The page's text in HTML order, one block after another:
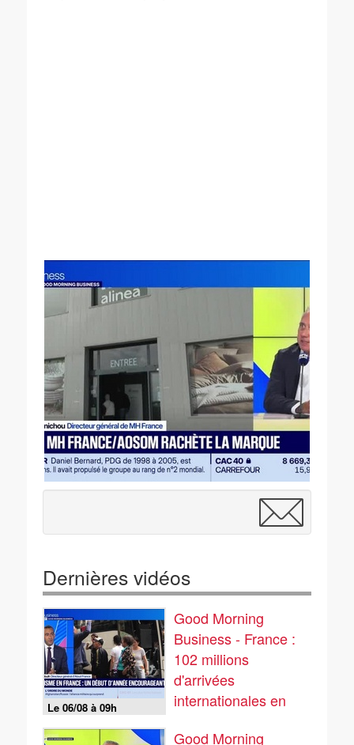
Dernières vidéos
Le 06/08 à 09h
Good Morning
Business - France :
102 millions
d'arrivées
internationales en
Good Morning